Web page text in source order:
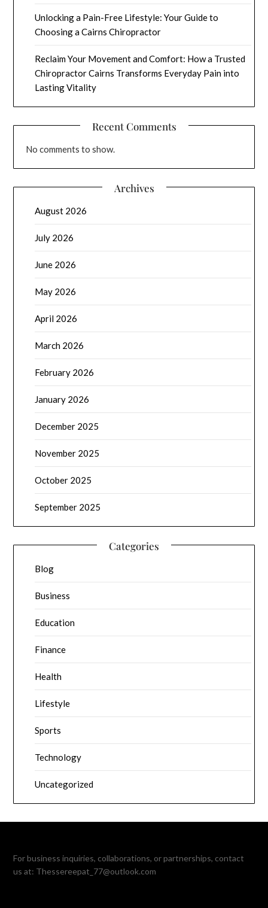
Unlocking a Pain-Free Lifestyle: Your Guide to
Choosing a Cairns Chiropractor
Reclaim Your Movement and Comfort: How a Trusted
Chiropractor Cairns Transforms Everyday Pain into
Lasting Vitality
Recent Comments
No comments to show.
Archives
August 2026
July 2026
June 2026
May 2026
April 2026
March 2026
February 2026
January 2026
December 2025
November 2025
October 2025
September 2025
Categories
Blog
Business
Education
Finance
Health
Lifestyle
Sports
Technology
Uncategorized
For business inquiries, collaborations, or partnerships, contact
us at: Thessereepat_77@outlook.com